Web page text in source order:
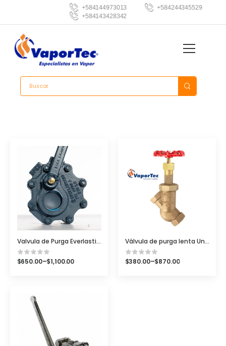
+584144973013
+584244345529
+584143428342
Valvula de Purga Everlasting Fig-4000A para Caldera Roscada 250#
$650.00–$1,100.00
Válvula de purga lenta United Brass 226UT
$380.00–$870.00